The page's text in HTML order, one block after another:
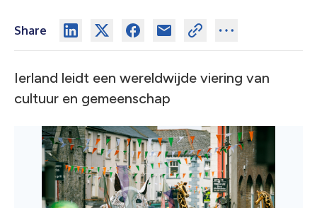
Share
Ierland leidt een wereldwijde viering van
cultuur en gemeenschap